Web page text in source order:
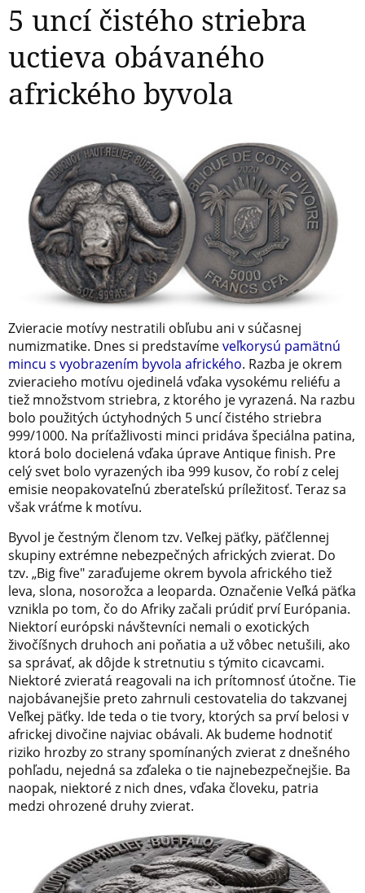
5 uncí čistého striebra
uctieva obávaného
afrického byvola
Zvieracie motívy nestratili obľubu ani v súčasnej
numizmatike. Dnes si predstavímeveľkorysú pamätnú
mincu s vyobrazením byvola afrického. Razba je okrem
zvieracieho motívu ojedinelá vďaka vysokému reliéfu a
tiež množstvom striebra, z ktorého je vyrazená. Na razbu
bolo použitých úctyhodných 5 uncí čistého striebra
999/1000. Na príťažlivosti minci pridáva špeciálna patina,
ktorá bolo docielená vďaka úprave Antique finish. Pre
celý svet bolo vyrazených iba 999 kusov, čo robí z celej
emisie neopakovateľnú zberateľskú príležitosť. Teraz sa
však vráťme k motívu.
Byvol je čestným členom tzv. Veľkej päťky, päťčlennej
skupiny extrémne nebezpečných afrických zvierat. Do
tzv. „Big five" zaraďujeme okrem byvola afrického tiež
leva, slona, nosorožca a leoparda. Označenie Veľká päťka
vznikla po tom, čo do Afriky začali prúdiť prví Európania.
Niektorí európski návštevníci nemali o exotických
živočíšnych druhoch ani poňatia a už vôbec netušili, ako
sa správať, ak dôjde k stretnutiu s týmito cicavcami.
Niektoré zvieratá reagovali na ich prítomnosť útočne. Tie
najobávanejšie preto zahrnuli cestovatelia do takzvanej
Veľkej päťky. Ide teda o tie tvory, ktorých sa prví belosi v
africkej divočine najviac obávali. Ak budeme hodnotiť
riziko hrozby zo strany spomínaných zvierat z dnešného
pohľadu, nejedná sa zďaleka o tie najnebezpečnejšie. Ba
naopak, niektoré z nich dnes, vďaka človeku, patria
medzi ohrozené druhy zvierat.